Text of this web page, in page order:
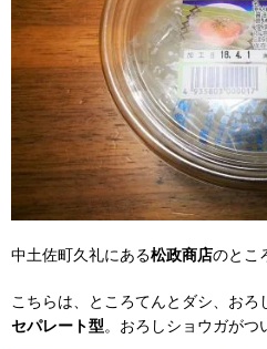
中土佐町久礼にある松政商店のとこ
こちらは、ところてんとダシ、お
セパレート型。おろしショウガがつ